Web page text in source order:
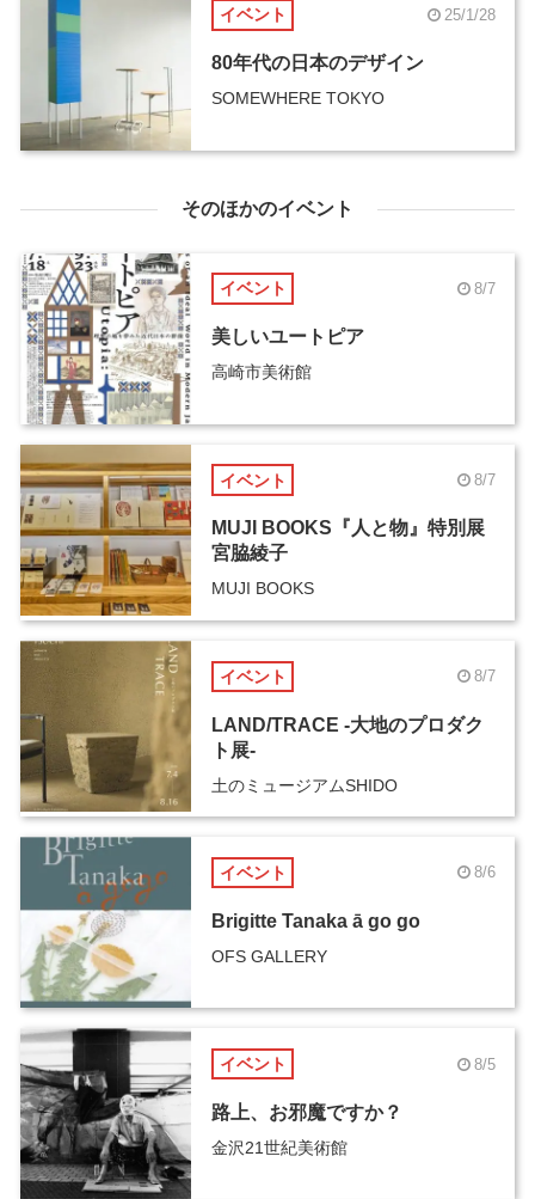
イベント 25/1/28
80年代の日本のデザイン
SOMEWHERE TOKYO
そのほかのイベント
イベント 8/7
美しいユートピア
高崎市美術館
イベント 8/7
MUJI BOOKS『人と物』特別展
宮脇綾子
MUJI BOOKS
イベント 8/7
LAND/TRACE -大地のプロダク
ト展-
土のミュージアムSHIDO
イベント 8/6
Brigitte Tanaka ā go go
OFS GALLERY
イベント 8/5
路上、お邪魔ですか？
金沢21世紀美術館